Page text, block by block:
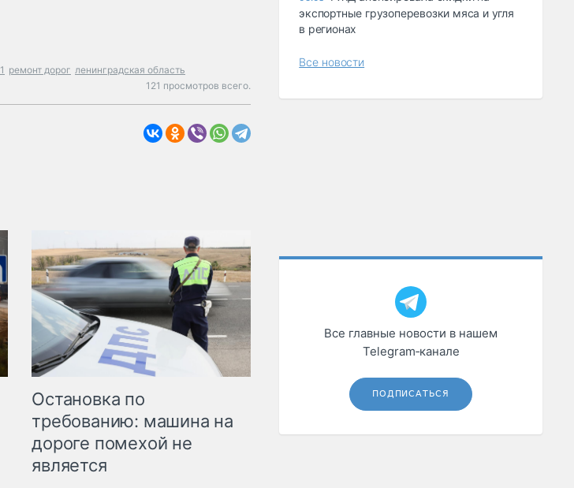
ремонт дорог ленинградская область
121 просмотров всего.
Остановка по
требованию: машина на
дороге помехой не
является
экспортные грузоперевозки мяса и угля
в регионах
Все новости
Все главные новости в нашем
Telegram‑канале
ПОДПИСАТЬСЯ